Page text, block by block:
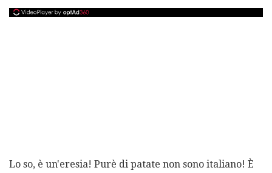
Lo so, è un'eresia! Purè di patate non sono italiano! È